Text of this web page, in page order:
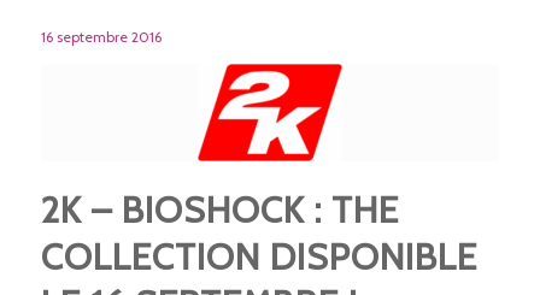
16 septembre 2016
2K – BIOSHOCK : THE
COLLECTION DISPONIBLE